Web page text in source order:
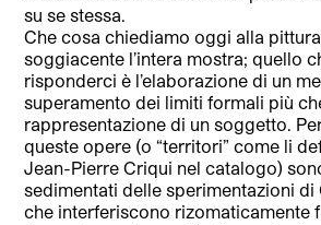
su se stessa.
Che cosa chiediamo oggi alla
soggiacente l’intera mostra; quello
risponderci è l’elaborazione di un
superamento dei limiti formali più
rappresentazione di un soggetto.
queste opere (o “territori” come li
Jean-Pierre Criqui nel catalogo)
sedimentati delle sperimentazioni di
che interferiscono rizomaticamente